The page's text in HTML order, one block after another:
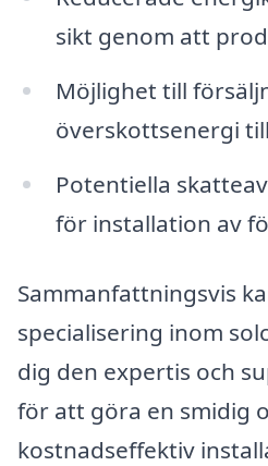
sikt genom att
Möjlighet till
överskottsenergi
Potentiella
för installation av
Sammanfattningsvis
specialisering inom
dig den expertis och
för att göra en smidig
kostnadseffektiv